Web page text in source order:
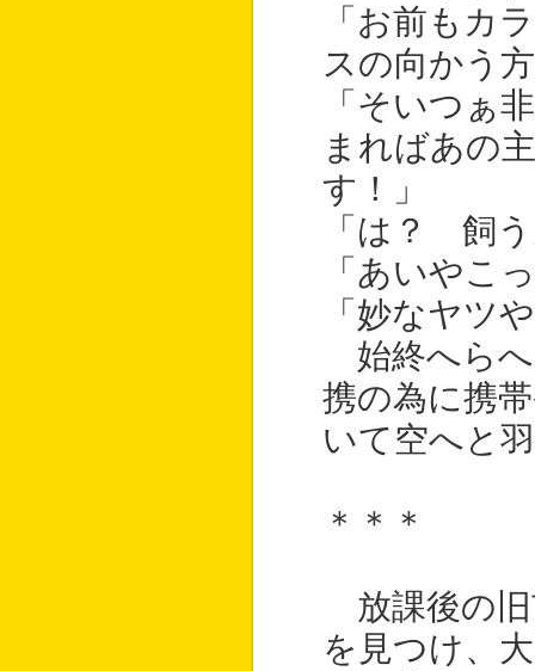
「お前もカ
スの向かう
「そいつぁ
まればあの
す！」
「は？ 飼
「あいやこ
「妙なヤツ
始終へらへ
携の為に携
いて空へと
＊＊＊
放課後の旧
を見つけ、